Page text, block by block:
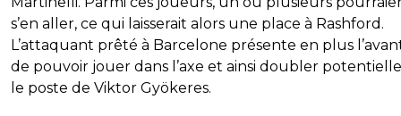
s’en aller, ce qui laisserait alors une place à Rashford.
L’attaquant prêté à Barcelone présente en plus
de pouvoir jouer dans l’axe et ainsi doubler
le poste de Viktor Gyökeres.